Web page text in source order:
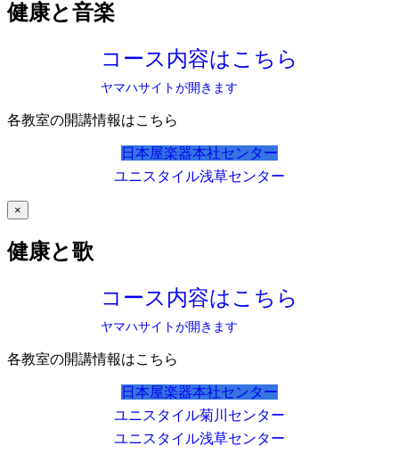
健康と音楽
コース内容はこちら
ヤマハサイトが開きます
各教室の開講情報はこちら
日本屋楽器本社センター
ユニスタイル浅草センター
×
健康と歌
コース内容はこちら
ヤマハサイトが開きます
各教室の開講情報はこちら
日本屋楽器本社センター
ユニスタイル菊川センター
ユニスタイル浅草センター